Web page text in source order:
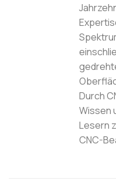
Durch
Wissen
Lesern
CNC-